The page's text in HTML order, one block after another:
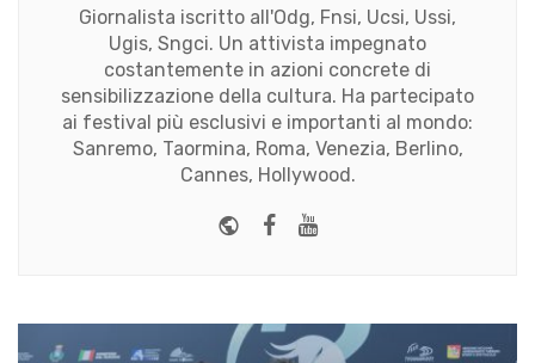
Giornalista iscritto all'Odg, Fnsi, Ucsi, Ussi,
Ugis, Sngci. Un attivista impegnato
costantemente in azioni concrete di
sensibilizzazione della cultura. Ha partecipato
ai festival più esclusivi e importanti al mondo:
Sanremo, Taormina, Roma, Venezia, Berlino,
Cannes, Hollywood.
Website
Facebook
Youtube